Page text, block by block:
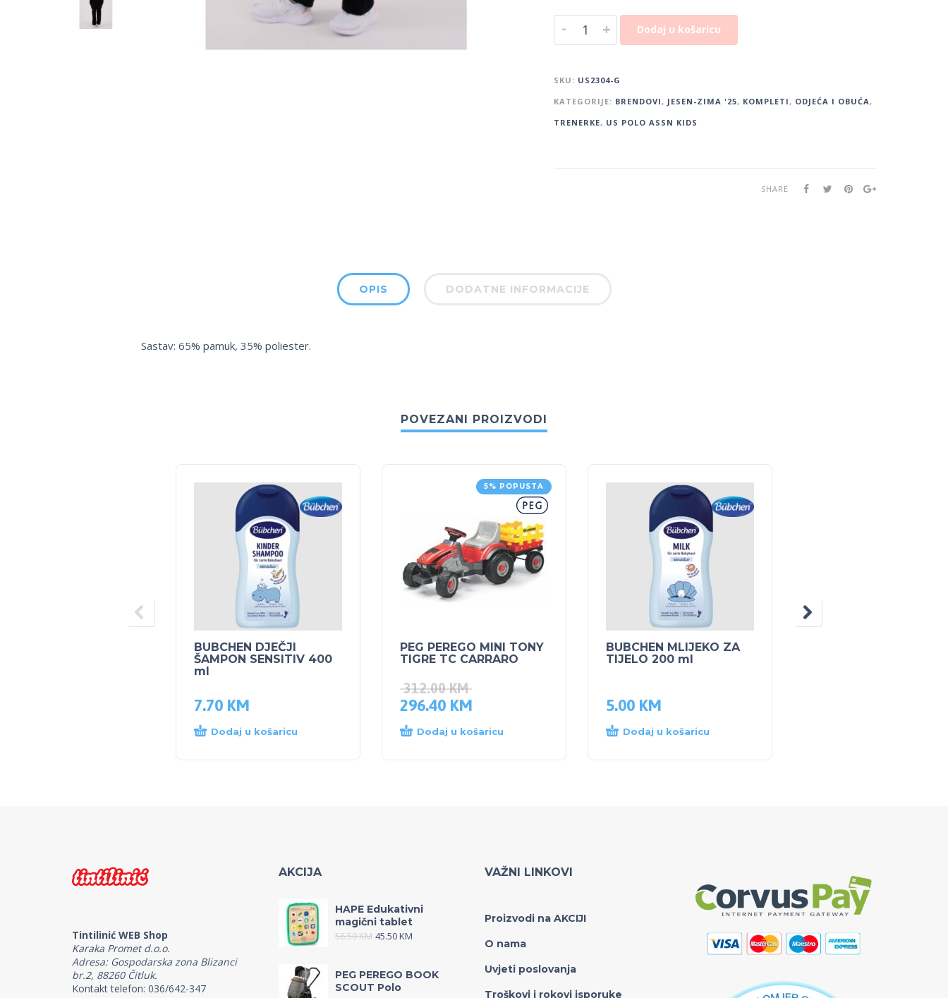
- + Dodaj u košaricu
SKU: US2304-G
KATEGORIJE: BRENDOVI, JESEN-ZIMA '25, KOMPLETI, ODJEĆA I OBUĆA,
TRENERKE, US POLO ASSN KIDS
SHARE
OPIS DODATNE INFORMACIJE
Sastav: 65% pamuk, 35% poliester.
POVEZANI PROIZVODI
BUBCHEN DJEČJI
ŠAMPON SENSITIV 400
ml
7.70 KM
Dodaj u košaricu
5% POPUSTA
PEG PEREGO MINI TONY
TIGRE TC CARRARO
312.00KM
296.40 KM
Dodaj u košaricu
BUBCHEN MLIJEKO ZA
TIJELO 200 ml
5.00 KM
Dodaj u košaricu
Tintilinić WEB Shop
Karaka Promet d.o.o.
Adresa: Gospodarska zona Blizanci
br.2, 88260 Čitluk.
Kontakt telefon: 036/642-347
AKCIJA
HAPE Edukativni
magični tablet
56.50KM 45.50KM
PEG PEREGO BOOK
SCOUT Polo
VAŽNI LINKOVI
Proizvodi na AKCIJI
O nama
Uvjeti poslovanja
Troškovi i rokovi isporuke